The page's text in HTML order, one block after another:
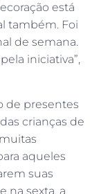
está
também. Foi
de semana.
iniciativa”,
de presentes
crianças de
aqueles
suas
na sexta, a